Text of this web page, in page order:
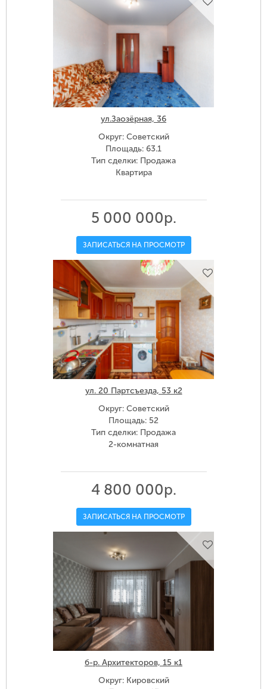
ул.Заозёрная, 36
Округ: Советский
Площадь: 63.1
Тип сделки: Продажа
Квартира
5 000 000р.
ЗАПИСАТЬСЯ НА ПРОСМОТР
ул. 20 Партсъезда, 53 к2
Округ: Советский
Площадь: 52
Тип сделки: Продажа
2-комнатная
4 800 000р.
ЗАПИСАТЬСЯ НА ПРОСМОТР
б-р. Архитекторов, 15 к1
Округ: Кировский